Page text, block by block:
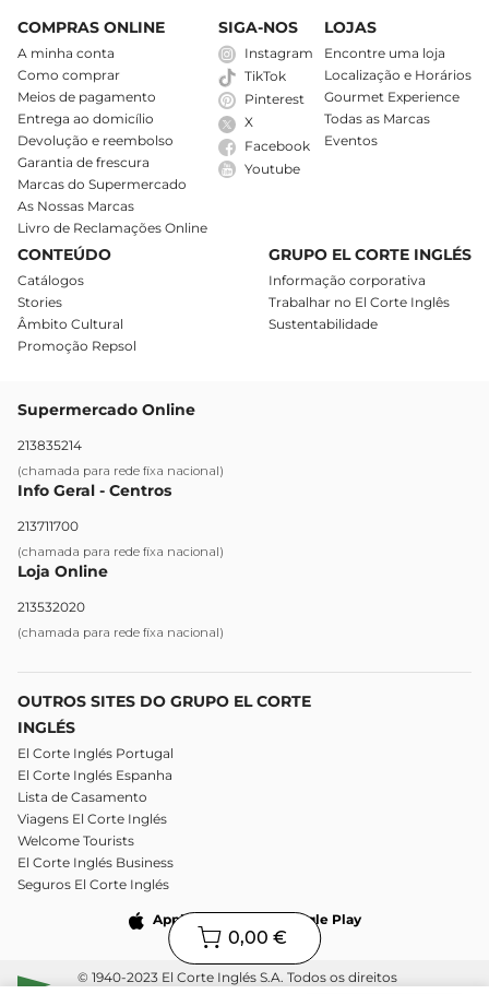
COMPRAS ONLINE
A minha conta
Como comprar
Meios de pagamento
Entrega ao domicílio
Devolução e reembolso
Garantia de frescura
Marcas do Supermercado
As Nossas Marcas
Livro de Reclamações Online
SIGA-NOS
Instagram
TikTok
Pinterest
X
Facebook
Youtube
LOJAS
Encontre uma loja
Localização e Horários
Gourmet Experience
Todas as Marcas
Eventos
CONTEÚDO
Catálogos
Stories
Âmbito Cultural
Promoção Repsol
GRUPO EL CORTE INGLÉS
Informação corporativa
Trabalhar no El Corte Inglês
Sustentabilidade
Supermercado Online
213835214
(chamada para rede fixa nacional)
Info Geral - Centros
213711700
(chamada para rede fixa nacional)
Loja Online
213532020
(chamada para rede fixa nacional)
OUTROS SITES DO GRUPO EL CORTE
INGLÉS
El Corte Inglés Portugal
El Corte Inglés Espanha
Lista de Casamento
Viagens El Corte Inglés
Welcome Tourists
El Corte Inglés Business
Seguros El Corte Inglés
Apple Store Google Play
© 1940-2023 El Corte Inglés S.A. Todos os direitos
0,00 €